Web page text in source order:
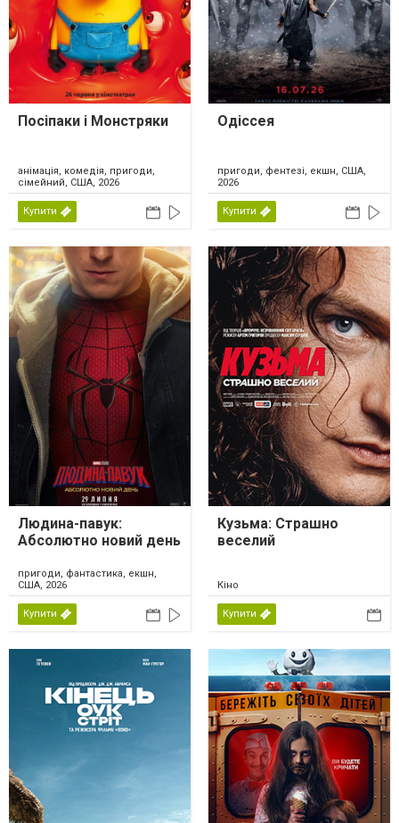
Посіпаки і Монстряки
анімація, комедія, пригоди,
сімейний, США, 2026
Купити
Одіссея
пригоди, фентезі, екшн, США,
2026
Купити
Людина-павук:
Абсолютно новий день
пригоди, фантастика, екшн,
США, 2026
Купити
Кузьма: Страшно
веселий
Кіно
Купити